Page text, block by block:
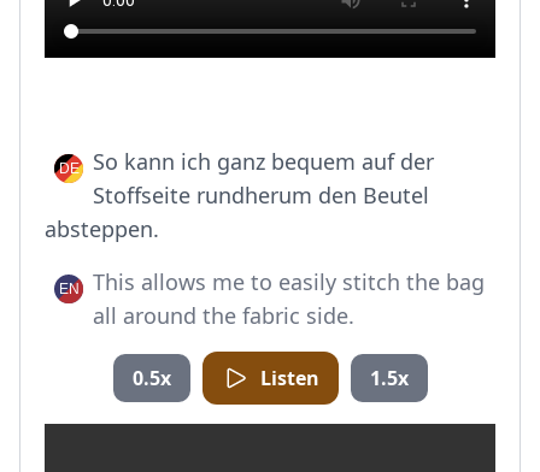
So kann ich ganz bequem auf der
Stoffseite rundherum den Beutel
absteppen.
This allows me to easily stitch the bag
all around the fabric side.
0.5x Listen 1.5x